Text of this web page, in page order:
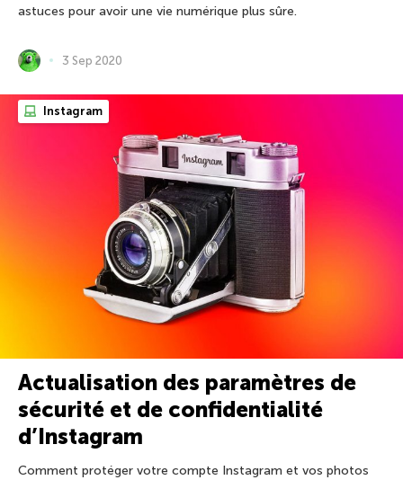
astuces pour avoir une vie numérique plus sûre.
3 Sep 2020
Instagram
Actualisation des paramètres de
sécurité et de confidentialité
d’Instagram
Comment protéger votre compte Instagram et vos photos